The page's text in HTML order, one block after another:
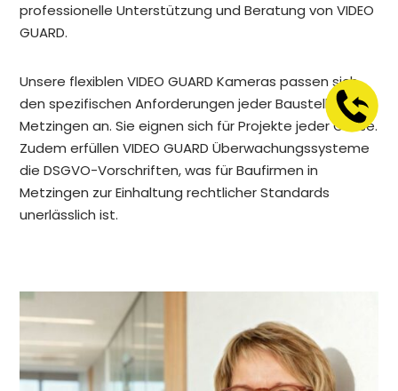
professionelle Unterstützung und Beratung von VIDEO
GUARD.
Unsere flexiblen VIDEO GUARD Kameras passen sich
den spezifischen Anforderungen jeder Baustelle in
Metzingen an. Sie eignen sich für Projekte jeder Größe.
Zudem erfüllen VIDEO GUARD Überwachungssysteme
die DSGVO-Vorschriften, was für Baufirmen in
Metzingen zur Einhaltung rechtlicher Standards
unerlässlich ist.